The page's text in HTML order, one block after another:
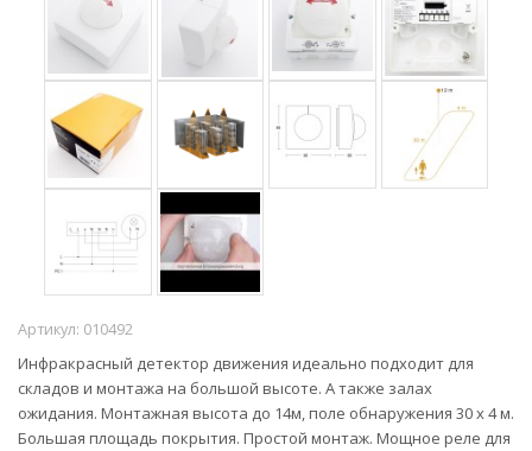
Артикул: 010492
Инфракрасный детектор движения идеально подходит для
складов и монтажа на большой высоте. А также залах
ожидания. Монтажная высота до 14м, поле обнаружения 30 x 4 м.
Большая площадь покрытия. Простой монтаж. Мощное реле для